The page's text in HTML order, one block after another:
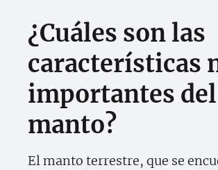
¿Cuáles son las
características
importantes del
manto?
El manto terrestre, que se